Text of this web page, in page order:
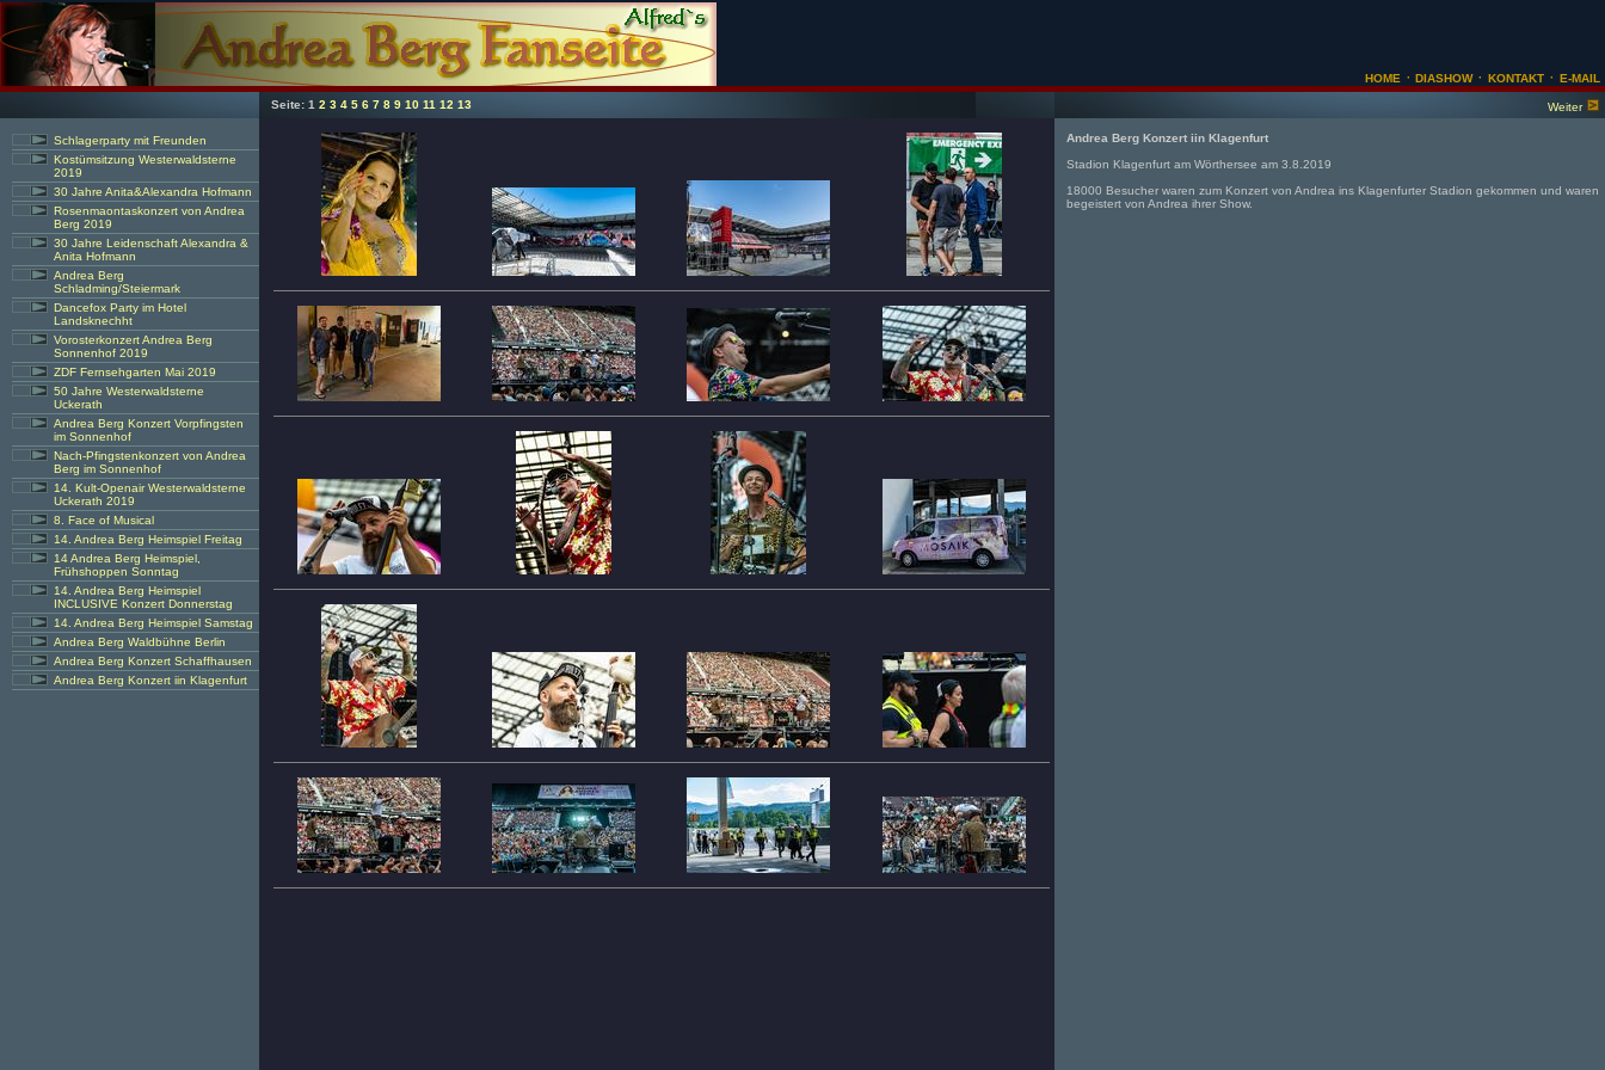
HOME · DIASHOW· KONTAKT · E-MAIL
Seite: 1 2 3 4 5 6 7 8 9 10 11 12 13 Weiter
Schlagerparty mit Freunden
Kostümsitzung Westerwaldsterne
2019
30 Jahre Anita&Alexandra Hofmann
Rosenmaontaskonzert von Andrea
Berg 2019
30 Jahre Leidenschaft Alexandra &
Anita Hofmann
Andrea Berg
Schladming/Steiermark
Dancefox Party im Hotel
Landsknechht
Vorosterkonzert Andrea Berg
Sonnenhof 2019
ZDF Fernsehgarten Mai 2019
50 Jahre Westerwaldsterne
Uckerath
Andrea Berg Konzert Vorpfingsten
im Sonnenhof
Nach-Pfingstenkonzert von Andrea
Berg im Sonnenhof
14. Kult-Openair Westerwaldsterne
Uckerath 2019
8. Face of Musical
14. Andrea Berg Heimspiel Freitag
14 Andrea Berg Heimspiel,
Frühshoppen Sonntag
14. Andrea Berg Heimspiel
INCLUSIVE Konzert Donnerstag
14. Andrea Berg Heimspiel Samstag
Andrea Berg Waldbühne Berlin
Andrea Berg Konzert Schaffhausen
Andrea Berg Konzert iin Klagenfurt
Andrea Berg Konzert iin Klagenfurt
Stadion Klagenfurt am Wörthersee am 3.8.2019
18000 Besucher waren zum Konzert von Andrea ins Klagenfurter Stadion gekommen und waren
begeistert von Andrea ihrer Show.